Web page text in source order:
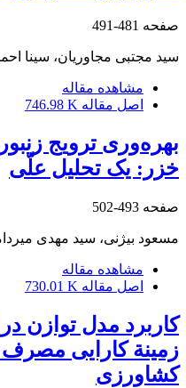
صفحه 481-491
سید مجتبی مجاوریان، سینا
مشاهده مقاله
اصل مقاله 746.98 K
بهره‌وری ترویج
خزر: یک تحلیل علّی
صفحه 493-502
مسعود بیژنی، سید مهدی
مشاهده مقاله
اصل مقاله 730.01 K
کاربرد مدل توازن
زمینة کارایی مصرف
کشاورزی